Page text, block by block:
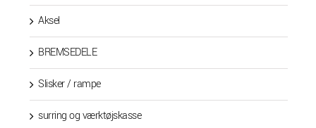
Aksel
BREMSEDELE
Slisker / rampe
surring og værktøjskasse